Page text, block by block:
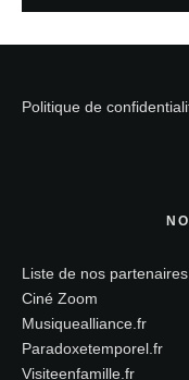
Politique de
Liste de nos partenaires
Ciné Zoom
Musiquealliance.fr
Paradoxetemporel.fr
Visiteenfamille.fr